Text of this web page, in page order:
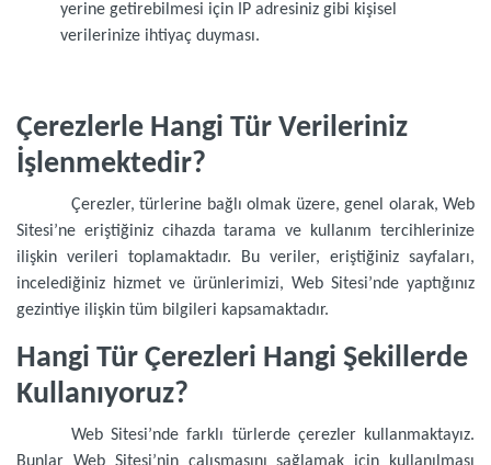
yerine getirebilmesi için IP adresiniz gibi kişisel
verilerinize ihtiyaç duyması.
Çerezlerle Hangi Tür Verileriniz
İşlenmektedir?
Çerezler, türlerine bağlı olmak üzere, genel olarak, Web
Sitesi’ne eriştiğiniz cihazda tarama ve kullanım tercihlerinize
ilişkin verileri toplamaktadır. Bu veriler, eriştiğiniz sayfaları,
incelediğiniz hizmet ve ürünlerimizi, Web Sitesi’nde yaptığınız
gezintiye ilişkin tüm bilgileri kapsamaktadır.
Hangi Tür Çerezleri Hangi Şekillerde
Kullanıyoruz?
Web Sitesi’nde farklı türlerde çerezler kullanmaktayız.